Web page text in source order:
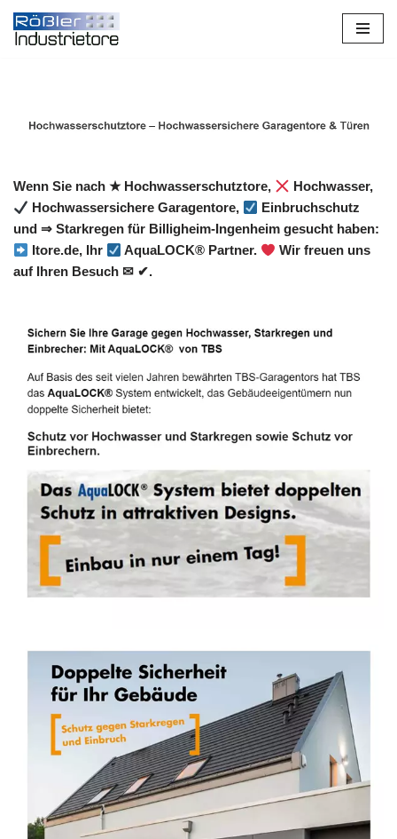
Zum
Wenn Sie nach ★ Hochwasserschutztore,
Hochwasser,
Hochwassersichere Garagentore,
Einbruchschutz
und ⇒ Starkregen für Billigheim-Ingenheim gesucht haben:
Itore.de, Ihr
AquaLOCK® Partner.
Wir freuen uns
auf Ihren Besuch ✉ ✔.